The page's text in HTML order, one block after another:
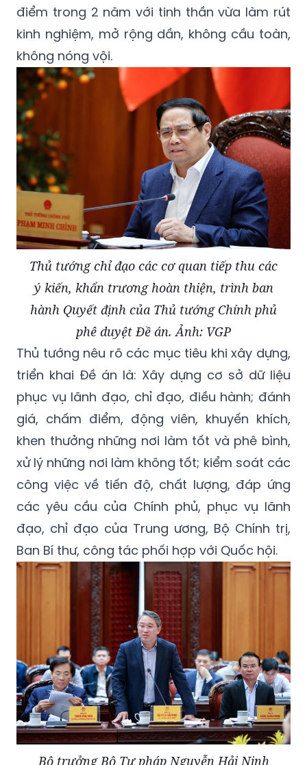
điểm trong 2 năm với tinh thần vừa làm rút
kinh nghiệm, mở rộng dần, không cầu toàn,
không nóng vội.
Thủ tướng chỉ đạo các cơ quan tiếp thu các
ý kiến, khẩn trương hoàn thiện, trình ban
hành Quyết định của Thủ tướng Chính phủ
phê duyệt Đề án. Ảnh: VGP
Thủ tướng nêu rõ các mục tiêu khi xây dựng,
triển khai Đề án là: Xây dựng cơ sở dữ liệu
phục vụ lãnh đạo, chỉ đạo, điều hành; đánh
giá, chấm điểm, động viên, khuyến khích,
khen thưởng những nơi làm tốt và phê bình,
xử lý những nơi làm không tốt; kiểm soát các
công việc về tiến độ, chất lượng, đáp ứng
các yêu cầu của Chính phủ, phục vụ lãnh
đạo, chỉ đạo của Trung ương, Bộ Chính trị,
Ban Bí thư, công tác phối hợp với Quốc hội.
Bộ trưởng Bộ Tư pháp Nguyễn Hải Ninh